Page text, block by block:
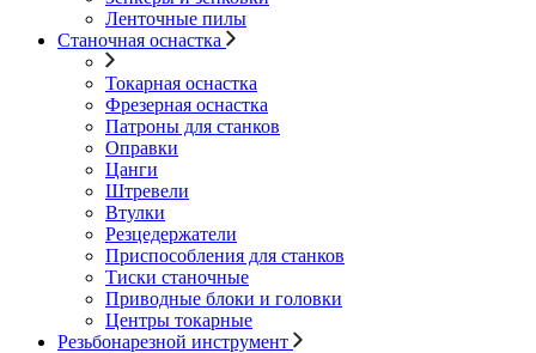
Ленточные пилы
Станочная оснастка
Токарная оснастка
Фрезерная оснастка
Патроны для станков
Оправки
Цанги
Штревели
Втулки
Резцедержатели
Приспособления для станков
Тиски станочные
Приводные блоки и головки
Центры токарные
Резьбонарезной инструмент